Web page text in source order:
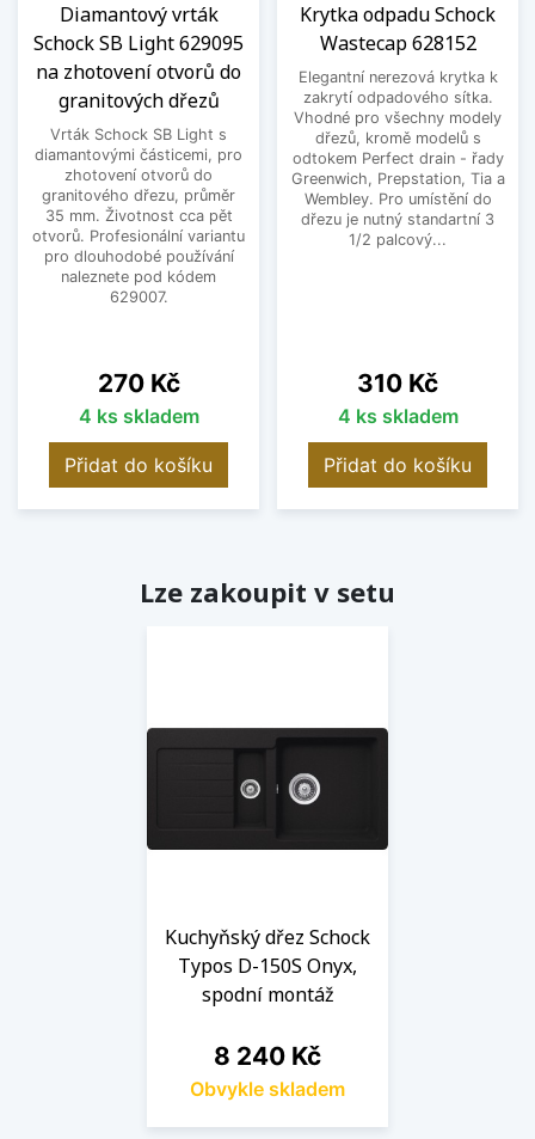
Diamantový vrták
Schock SB Light 629095
na zhotovení otvorů do
granitových dřezů
Vrták Schock SB Light s
diamantovými částicemi, pro
zhotovení otvorů do
granitového dřezu, průměr
35 mm. Životnost cca pět
otvorů. Profesionální variantu
pro dlouhodobé používání
naleznete pod kódem
629007.
Cena
270 Kč
4 ks skladem
Přidat do košíku
Krytka odpadu Schock
Wastecap 628152
Elegantní nerezová krytka k
zakrytí odpadového sítka.
Vhodné pro všechny modely
dřezů, kromě modelů s
odtokem Perfect drain - řady
Greenwich, Prepstation, Tia a
Wembley. Pro umístění do
dřezu je nutný standartní 3
1/2 palcový...
Cena
310 Kč
4 ks skladem
Přidat do košíku
Lze zakoupit v setu
Kuchyňský dřez Schock
Typos D-150S Onyx,
spodní montáž
Cena
8 240 Kč
Obvykle skladem